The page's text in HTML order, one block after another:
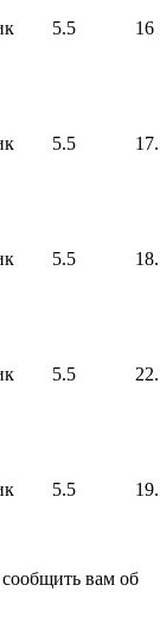
5.5 16
5.5
5.5
5.5
5.5
вам об